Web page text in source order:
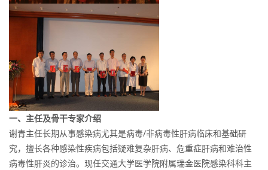
一、 主任及骨干专家介绍
谢青主任长期从事感染病尤其是病毒/非病毒性肝病临床和基础研
究，擅长各种感染性疾病包括疑难复杂肝病、危重症肝病和难治性
病毒性肝炎的诊治。现任交通大学医学院附属瑞金医院感染科科主